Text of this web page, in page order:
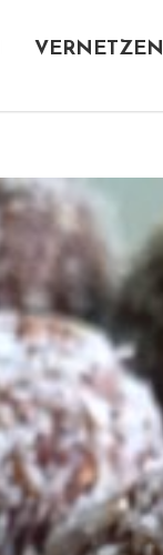
VERNETZEN